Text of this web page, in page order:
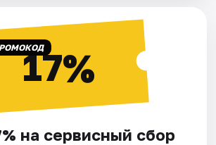
17%
на сервисный сбор